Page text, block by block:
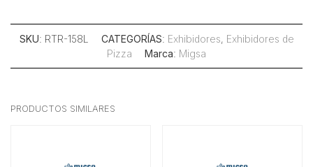
SKU: RTR-158L CATEGORÍAS: Exhibidores, Exhibidores de
Pizza
Marca: Migsa
PRODUCTOS SIMILARES